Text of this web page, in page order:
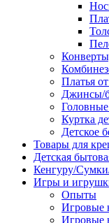
Платья
Джинсы/
Куртка
Детское
Товары для
Детская
Кенгуру/
Игры и
Опыты
Игровые
Игровые